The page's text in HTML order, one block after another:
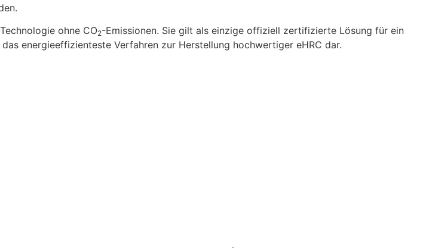
ohne CO2-Emissionen. Sie gilt als einzige offiziell zertifizierte Lösung für ein
energieeffizienteste Verfahren zur Herstellung hochwertiger eHRC dar.